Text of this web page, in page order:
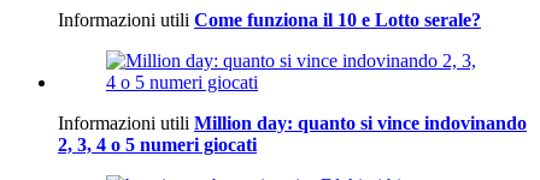
Informazioni utili Come funziona il 10 e Lotto serale?
Informazioni utili Million day: quanto si vince indovinando
2, 3, 4 o 5 numeri giocati